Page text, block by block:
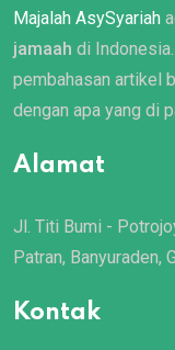
Majalah AsySyariah
jamaah di
pembahasan artikel
dengan apa yang di
Alamat
Jl. Titi Bumi -
Patran, Banyuraden,
Kontak